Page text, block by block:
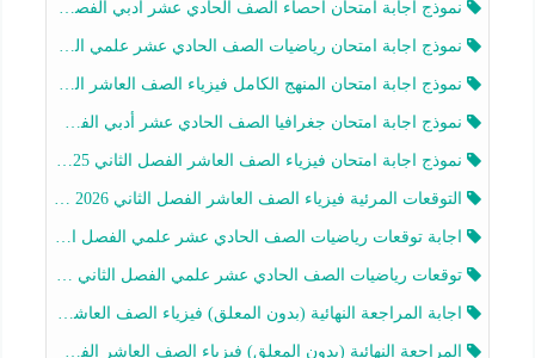
نموذج اجابة امتحان احصاء الصف الحادي عشر أدبي الفصل الثاني 2025-2026
نموذج اجابة امتحان رياضيات الصف الحادي عشر علمي الفصل الثاني 2025-2026
نموذج اجابة امتحان المنهج الكامل فيزياء الصف العاشر الفصل الثاني 2025-2026
نموذج اجابة امتحان جغرافيا الصف الحادي عشر أدبي الفصل الثاني 2025-2026
نموذج اجابة امتحان فيزياء الصف العاشر الفصل الثاني 2025-2026
التوقعات المرئية فيزياء الصف العاشر الفصل الثاني 2026 أ هيثم الليثي
اجابة توقعات رياضيات الصف الحادي عشر علمي الفصل الثاني 2025-2026 أ عمرو فايز
توقعات رياضيات الصف الحادي عشر علمي الفصل الثاني 2025-2026 أ عمرو فايز
اجابة المراجعة النهائية (بدون المعلق) فيزياء الصف العاشر الفصل الثاني أ أحمد نبيه
المراجعة النهائية (بدون المعلق) فيزياء الصف العاشر الفصل الثاني أ أحمد نبيه